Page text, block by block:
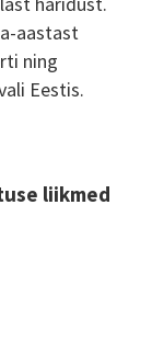
aastast
ning
Eestis.
liikmed